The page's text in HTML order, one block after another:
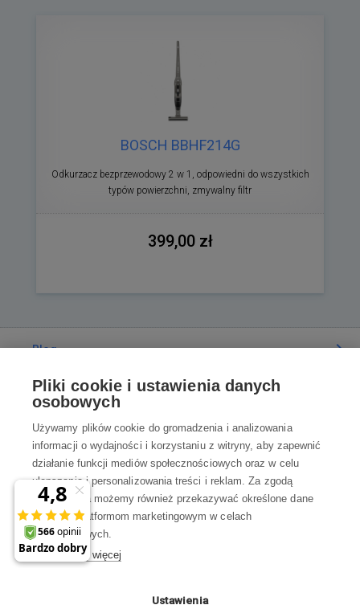
BOSCH BBHF214G
Odkurzacz bezprzewodowy 2 w 1, odpowiedni do wszystkich
typów powierzchni, zmywalny filtr
399,00 zł
Blog
Poradnia
Wszystko o zakupach
Kontakt
Skontaktuj się z Nami
Pon-Pt 8:00—17:00
Pliki cookie i ustawienia danych
osobowych
Używamy plików cookie do gromadzenia i analizowania
informacji o wydajności i korzystaniu z witryny, aby zapewnić
działanie funkcji mediów społecznościowych oraz w celu
ulepszania i personalizowania treści i reklam. Za zgodą
użytkownika możemy również przekazywać określone dane
osobowe platformom marketingowym w celach
marketingowych.
Dowiedz się więcej
Ustawienia